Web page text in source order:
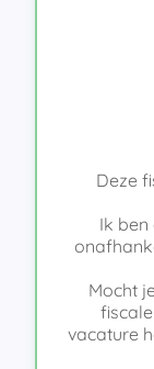
Deze
Ik
Mocht
vacature